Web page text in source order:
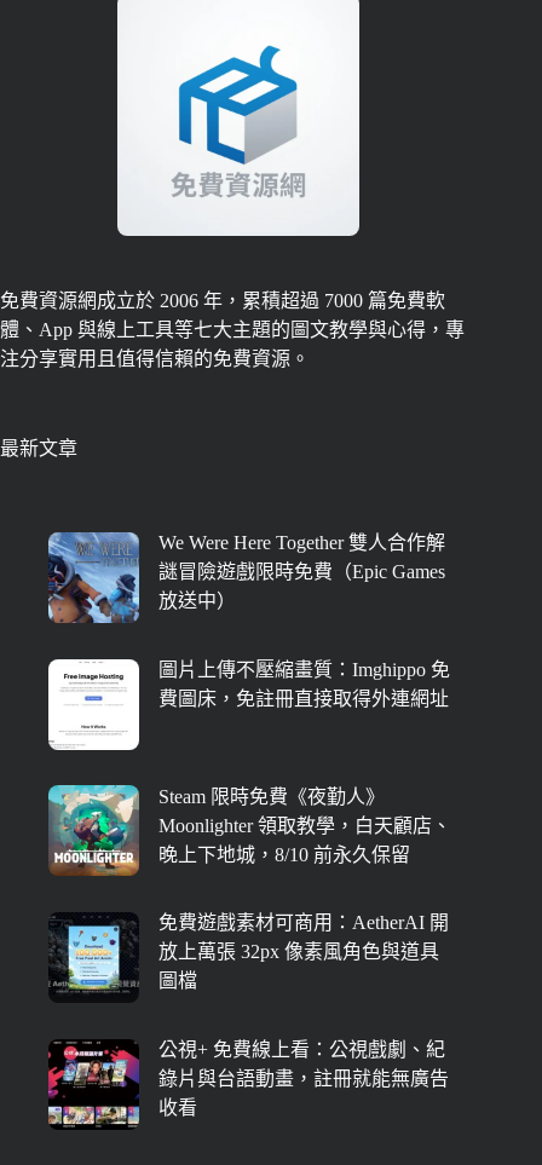
免費資源網成立於 2006 年，累積超過 7000 篇免費軟
體、App 與線上工具等七大主題的圖文教學與心得，專
注分享實用且值得信賴的免費資源。
最新文章
We Were Here Together 雙人合作解
謎冒險遊戲限時免費（Epic Games
放送中）
圖片上傳不壓縮畫質：Imghippo 免
費圖床，免註冊直接取得外連網址
Steam 限時免費《夜勤人》
Moonlighter 領取教學，白天顧店、
晚上下地城，8/10 前永久保留
免費遊戲素材可商用：AetherAI 開
放上萬張 32px 像素風角色與道具
圖檔
公視+ 免費線上看：公視戲劇、紀
錄片與台語動畫，註冊就能無廣告
收看